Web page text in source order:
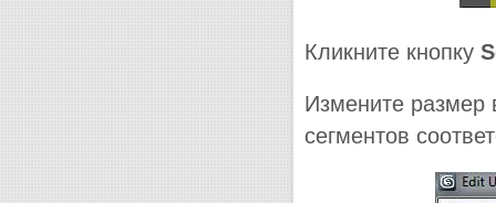
Кликните кнопку
Измените размер
сегментов